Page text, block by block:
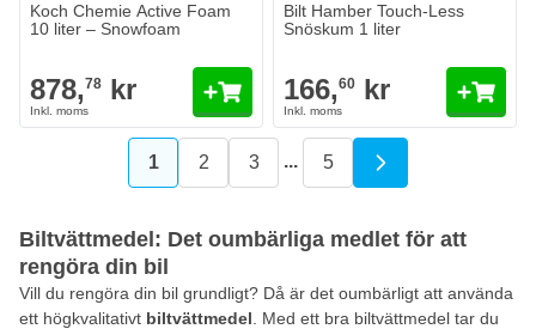
Koch Chemie Active Foam
10 liter – Snowfoam
878,78 kr
Bilt Hamber Touch-Less
Snöskum 1 liter
166,60 kr
You're currently reading page
1 Sida
2 Sida
3 ... Sida
5
Biltvättmedel: Det oumbärliga medlet för att
rengöra din bil
Vill du rengöra din bil grundligt? Då är det oumbärligt att använda
ett högkvalitativt biltvättmedel . Med ett bra biltvättmedel tar du